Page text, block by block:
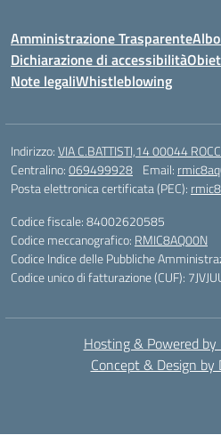
Amministrazione Trasparente
Dichiarazione di accessibilità
Note legaliWhistleblowing
Indirizzo:VIA C.BATTISTI,14 00044
Centralino:069499928 Email:
Posta elettronica certificata (PEC):
Codice fiscale: 84002620585
Codice meccanografico: RMIC8AQ00N
Codice Indice delle Pubbliche
Codice unico di fatturazione (CUF):
Hosting & Powered by
Concept & Design by